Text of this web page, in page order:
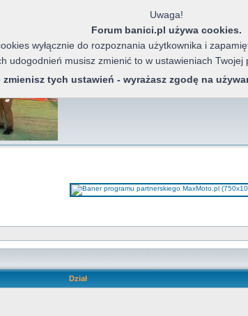
Forum miłośników
Dział
Uwaga!
Forum banici.pl używa cookies.
wyłącznie do rozpoznania użytkownika i
udogodnień musisz zmienić to w ustawieniach Twojej
zmienisz tych ustawień - wyrażasz zgodę na